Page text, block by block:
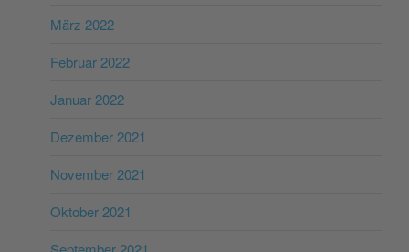
März 2022
Februar 2022
Januar 2022
Dezember 2021
November 2021
Oktober 2021